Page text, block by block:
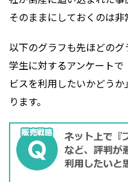
そのままにしておくのは非
以下のグラフも先ほどの
学生に対するアンケート
ビスを利用したいかどう
ります。